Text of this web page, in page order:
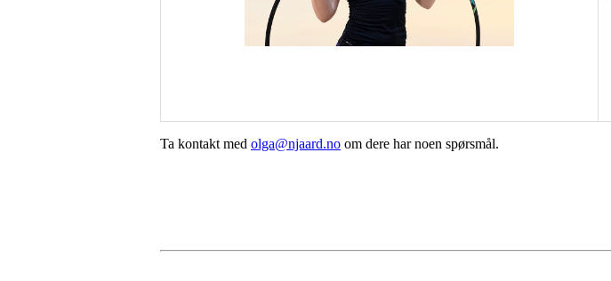
Ta kontakt med olga@njaard.no om dere har noen spørsmål.